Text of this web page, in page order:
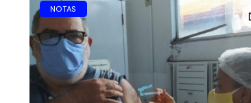
NOTAS
ARRAIA TEM NOITE DE
AUTÓGRAFOS EM
ARAGUAÍNA
4/08/2026